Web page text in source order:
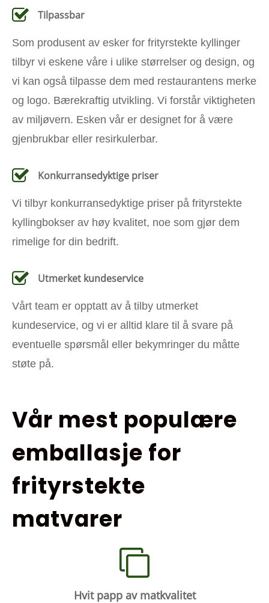
Tilpassbar
Som produsent av esker for frityrstekte kyllinger
tilbyr vi eskene våre i ulike størrelser og design, og
vi kan også tilpasse dem med restaurantens merke
og logo. Bærekraftig utvikling. Vi forstår viktigheten
av miljøvern. Esken vår er designet for å være
gjenbrukbar eller resirkulerbar.
Konkurransedyktige priser
Vi tilbyr konkurransedyktige priser på frityrstekte
kyllingbokser av høy kvalitet, noe som gjør dem
rimelige for din bedrift.
Utmerket kundeservice
Vårt team er opptatt av å tilby utmerket
kundeservice, og vi er alltid klare til å svare på
eventuelle spørsmål eller bekymringer du måtte
støte på.
Vår mest populære
emballasje for
frityrstekte
matvarer
Hvit papp av matkvalitet